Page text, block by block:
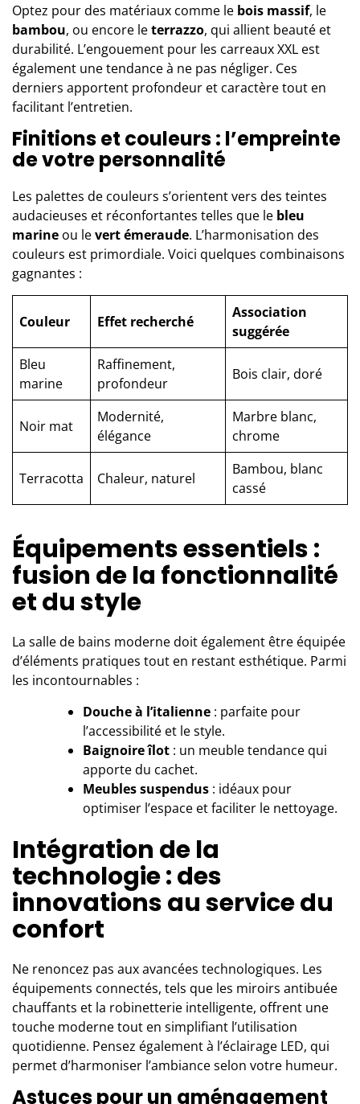
Optez pour des matériaux comme le bois massif, le
bambou, ou encore leterrazzo, qui allient beauté et
durabilité. L’engouement pour les carreaux XXL est
également une tendance à ne pas négliger. Ces
derniers apportent profondeur et caractère tout en
facilitant l’entretien.
Finitions et couleurs : l’empreinte
de votre personnalité
Les palettes de couleurs s’orientent vers des teintes
audacieuses et réconfortantes telles que le bleu
marine ou levert émeraude. L’harmonisation des
couleurs est primordiale. Voici quelques combinaisons
gagnantes :
Couleur Effet recherché
Association
suggérée
Bleu
marine
Raffinement,
profondeur
Bois clair, doré
Noir mat
Modernité,
élégance
Marbre blanc,
chrome
Terracotta Chaleur, naturel
Bambou, blanc
cassé
Équipements essentiels :
fusion de la fonctionnalité
et du style
La salle de bains moderne doit également être équipée
d’éléments pratiques tout en restant esthétique. Parmi
les incontournables :
Douche à l’italienne : parfaite pour
l’accessibilité et le style.
Baignoire îlot : un meuble tendance qui
apporte du cachet.
Meubles suspendus : idéaux pour
optimiser l’espace et faciliter le nettoyage.
Intégration de la
technologie : des
innovations au service du
confort
Ne renoncez pas aux avancées technologiques. Les
équipements connectés, tels que les miroirs antibuée
chauffants et la robinetterie intelligente, offrent une
touche moderne tout en simplifiant l’utilisation
quotidienne. Pensez également à l’éclairage LED, qui
permet d’harmoniser l’ambiance selon votre humeur.
Astuces pour un aménagement